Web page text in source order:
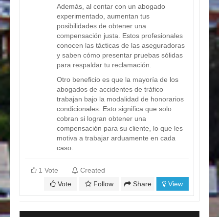
Además, al contar con un abogado
experimentado, aumentan tus
posibilidades de obtener una
compensación justa. Estos profesionales
conocen las tácticas de las aseguradoras
y saben cómo presentar pruebas sólidas
para respaldar tu reclamación.
Otro beneficio es que la mayoría de los
abogados de accidentes de tráfico
trabajan bajo la modalidad de honorarios
condicionales. Esto significa que solo
cobran si logran obtener una
compensación para su cliente, lo que les
motiva a trabajar arduamente en cada
caso.
1 Vote
Created
Vote
Follow Share View